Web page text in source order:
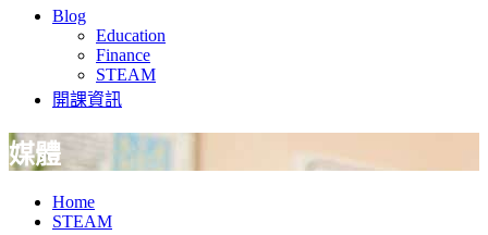
Blog
Education
Finance
STEAM
開課資訊
媒體
Home
STEAM